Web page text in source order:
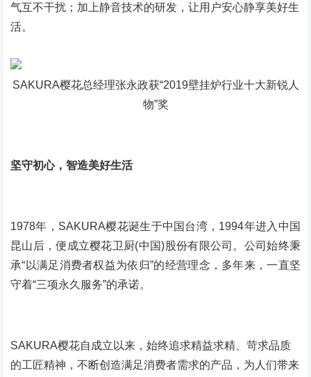
气互不干扰；加上静音技术的研发，让用户安心静享美好生
活。
SAKURA樱花总经理张永政获“2019壁挂炉行业十大新锐人
物”奖
坚守初心，智造美好生活
1978年，SAKURA樱花诞生于中国台湾，1994年进入中国
昆山后，便成立樱花卫厨(中国)股份有限公司。公司始终秉
承“以满足消费者权益为依归”的经营理念，多年来，一直坚
守着“三项永久服务”的承诺。
SAKURA樱花自成立以来，始终追求精益求精、苛求品质
的工匠精神，不断创造满足消费者需求的产品，为人们带来